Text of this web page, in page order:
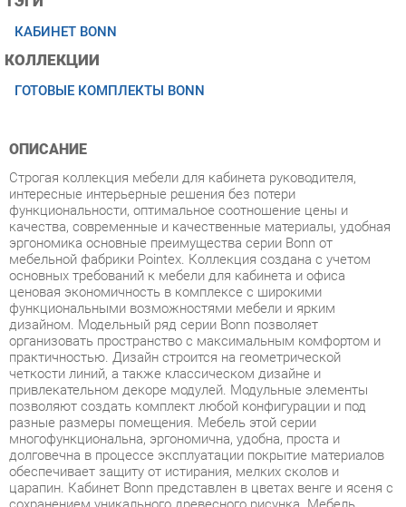
КОЛЛЕКЦИИ
ГОТОВЫЕ КОМПЛЕКТЫ BONN
ОПИСАНИЕ
интересные интерьерные решения без потери
функциональности, оптимальное соотношение цены и
качества, современные и качественные материалы, удобная
эргономика основные преимущества серии Bonn от
мебельной фабрики Pointex. Коллекция создана с учетом
основных требований к мебели для кабинета и офиса
ценовая экономичность в комплексе с широкими
функциональными возможностями мебели и ярким
дизайном. Модельный ряд серии Bonn позволяет
организовать пространство с максимальным комфортом и
практичностью. Дизайн строится на геометрической
четкости линий, а также классическом дизайне и
привлекательном декоре модулей. Модульные элементы
позволяют создать комплект любой конфигурации и под
разные размеры помещения. Мебель этой серии
многофункциональна, эргономична, удобна, проста и
долговечна в процессе эксплуатации покрытие материалов
обеспечивает защиту от истирания, мелких сколов и
царапин. Кабинет Bonn представлен в цветах венге и ясеня с
сохранением уникального древесного рисунка. Мебель
изготовлена из высокопрочного ЛДСП. Толщина опор столов
и столешниц составляет 32 мм, каркасов 16 мм, топов тумб и
шкафов 25 мм. Задние стенки шкафов изготовлены из ХДФ
толщиной 3,2 мм. Использовано тонированное стекло бронза.